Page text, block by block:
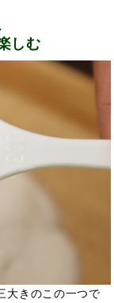
しむ
大きのこの一つで